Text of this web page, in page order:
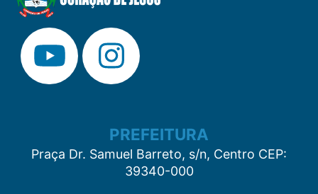
PREFEITURA
Praça Dr. Samuel Barreto, s/n, Centro CEP:
39340-000